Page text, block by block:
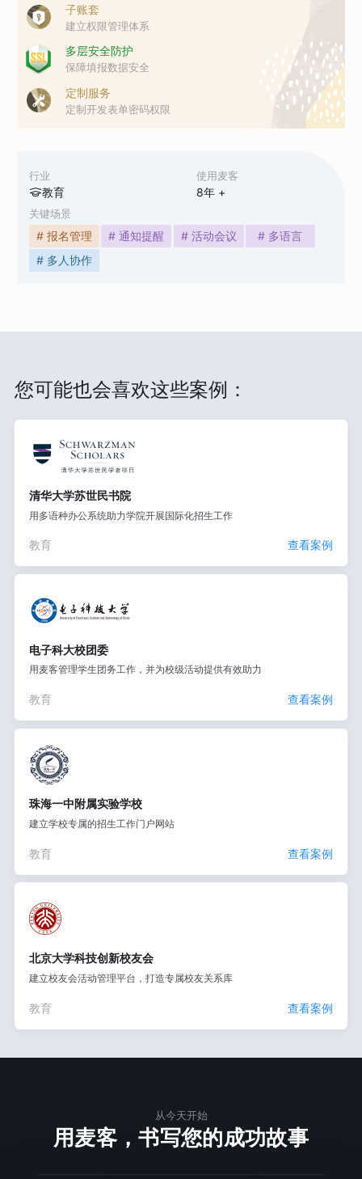
行业
教育
使用麦客
8年 +
关键场景
# 报名管理 # 通知提醒 # 活动会议
# 多语言
# 多人协作
子账套
建立权限管理体系
多层安全防护
保障填报数据安全
定制服务
定制开发表单密码权限
您可能也会喜欢这些案例：
清华大学苏世民书院
用多语种办公系统助力学院开展国际化招生工作
教育 查看案例
电子科大校团委
用麦客管理学生团务工作，并为校级活动提供有效助力
教育 查看案例
珠海一中附属实验学校
建立学校专属的招生工作门户网站
教育 查看案例
北京大学科技创新校友会
建立校友会活动管理平台，打造专属校友关系库
教育 查看案例
从今天开始
用麦客，书写您的成功故事